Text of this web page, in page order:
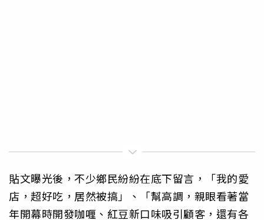
貼文曝光後，不少鄉民紛紛在底下留言，「我的愛
店，超好吃，居然被搞」、「幫高調，親眼看著當
年開幕時開發咖喱、紅豆新口味吸引顧客，還有各